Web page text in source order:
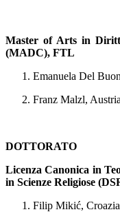
Master of Arts in
(MADC), FTL
Emanuela Del
Franz Malzl, Austria
DOTTORATO
Licenza Canonica in
in Scienze Religiose
Filip Mikić, Croazia